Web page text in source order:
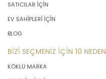
SATICILAR İÇİN
EV SAHİPLERİ İÇİN
BLOG
BİZİ SEÇMENİZ İÇİN 10 NEDEN
KÖKLÜ MARKA